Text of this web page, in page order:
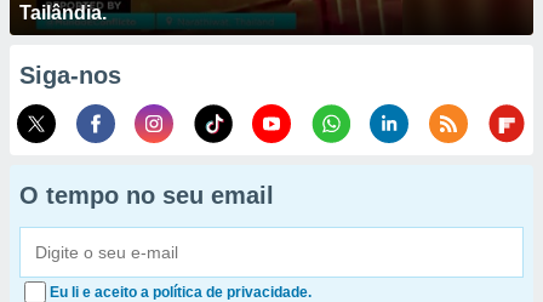
Tailândia.
Siga-nos
O tempo no seu email
Eu li e aceito a política de privacidade.